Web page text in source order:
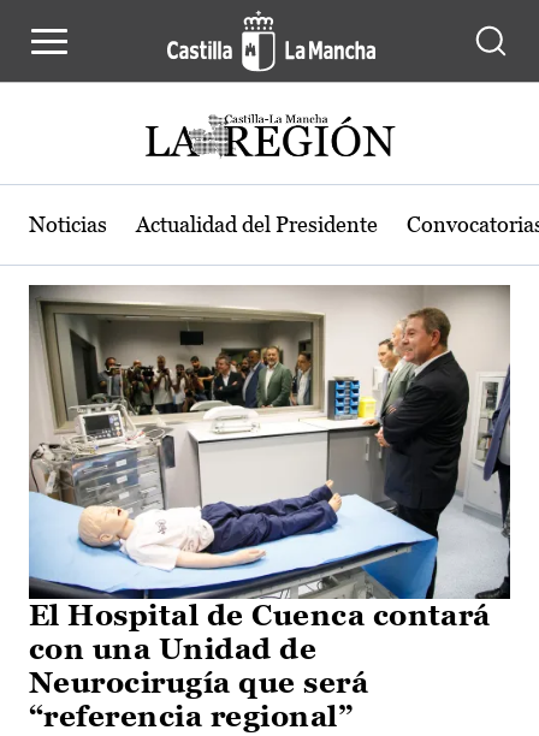
Actualidad de la región de Castilla-
Noticias Actualidad del Presidente
El Hospital de Cuenca contará
con una Unidad de
Neurocirugía que será
“referencia regional”